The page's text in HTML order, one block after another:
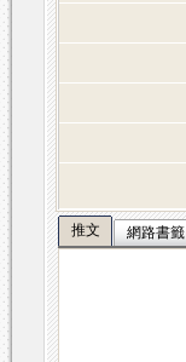
推文 網路書籤